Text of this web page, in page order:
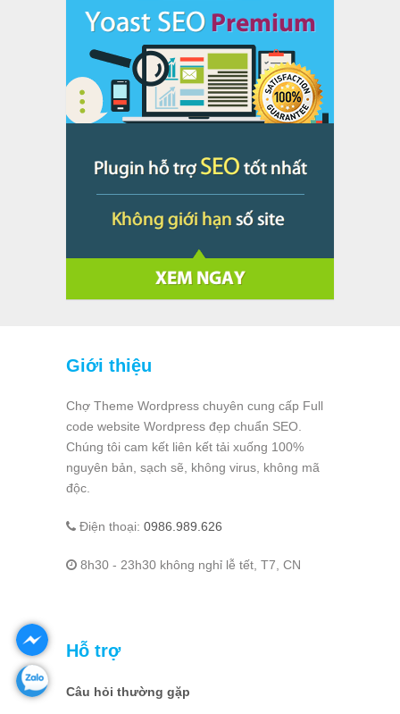
Giới thiệu
Chợ Theme Wordpress chuyên cung cấp Full
code website Wordpress đẹp chuẩn SEO.
Chúng tôi cam kết liên kết tải xuống 100%
nguyên bản, sạch sẽ, không virus, không mã
độc.
Điện thoại: 0986.989.626
8h30 - 23h30 không nghỉ lễ tết, T7, CN
Hỗ trợ
Câu hỏi thường gặp